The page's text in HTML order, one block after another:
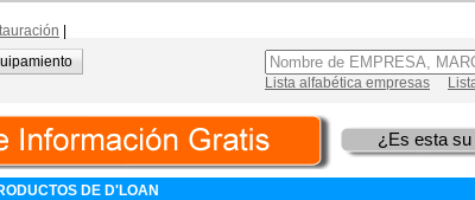
Lista alfabética empresas
¿Es esta
DE D'LOAN